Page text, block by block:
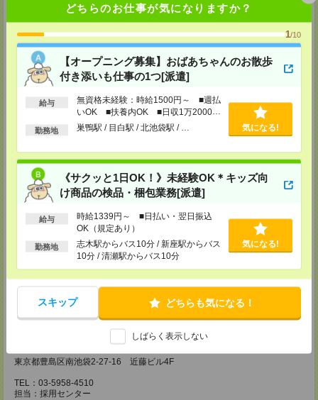
どちらのお仕事が気になりますか？
1/10
【オープニング募集】おばあちゃんのお散歩
付き添いも仕事の1つ[派遣]
給与
無資格未経験：時給1500円～ ■週払
いOK ■扶養内OK ■日収1万2000円
以上
勤務地 巣鴨駅 / 目白駅 / 北池袋駅 / … 気になる!
《サクッと1日OK！》未経験OK＊キッズ向
け商品の検品・梱包業務[派遣]
給与
時給1339円～ ■日払い・翌日振込
OK（規定あり）
勤務地
志木駅からバス10分 / 新座駅からバス
10分 / 清瀬駅からバス10分
気になる!
スキップ どちらも気になる！
しばらく表示しない
埼玉県さいたま市大宮区桜木町2-8-3 阪デンタルビル5F
TEL：048-640-4520
担当：採用センター
川越営業所
埼玉県川越市脇田本町11-1 川越シティービル6F
TEL：049-238-7117
担当：採用センター
埼玉県越谷市南越谷1-16-8 イーストサンビル5 5F
錦糸町営業所
東京都墨田区江東橋4-19-3 錦糸町ミハマビル 3F
TEL：03-5669-4522
担当：採用センター
東京都新宿区西新宿1-8-1 新宿ビルディング5Ｆ
TEL：03-6911-4510
担当：採用センター
東京都立川市曙町2-31-15 日住金立川ビル3F
TEL：042-540-7331
東京都豊島区南池袋2-27-16 近藤ビル4F
TEL：03-5958-4510
担当：採用センター